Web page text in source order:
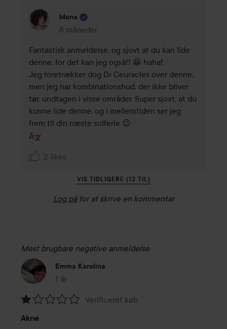
Mona
8 måneder
Kommentaren lades 8 måneder
Fantastisk anmeldelse, og sjovt at du kan lide
denne, for det kan jeg også!! 😁 haha!
Jeg foretrækker dog Dr Ceuracles over denne,
men jeg har kombinationshud, der ikke bliver
tør, undtagen i visse områder. Super sjovt, at du
kunne lide denne, og i mellemtiden ser jeg
frem til din næste solferie 😉
2 likes
VIS TIDLIGERE (12 TIL)
Log på for at skrive en kommentar
Mest brugbare negative anmeldelse
Emma Karolina
1 år
Posten blev oprettet 1 år
1
Verificeret køb
Akne